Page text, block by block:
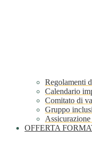
Regolamenti
Calendario
Comitato di
Gruppo
Assicurazione
OFFERTA